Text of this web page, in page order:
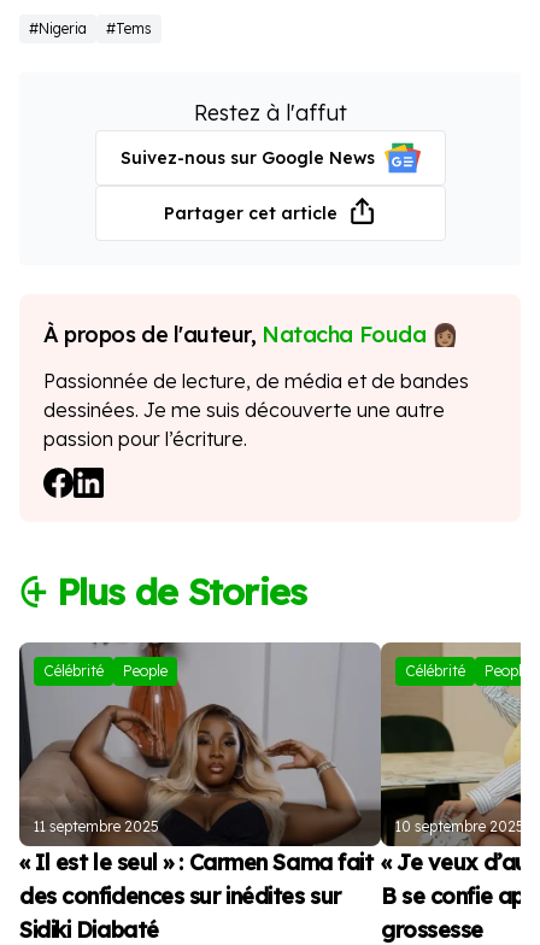
#Nigeria #Tems
Restez à l'affut
Suivez-nous sur Google News
Partager cet article
À propos de l'auteur, Natacha Fouda
Passionnée de lecture, de média et de bandes
dessinées. Je me suis découverte une autre
passion pour l’écriture.
⨭ Plus de Stories
Célébrité People
11 septembre 2025
« Il est le seul » : Carmen Sama fait
des confidences sur inédites sur
Sidiki Diabaté
Célébrité People
10 septembre 2025
« Je veux
B se confie
grossesse